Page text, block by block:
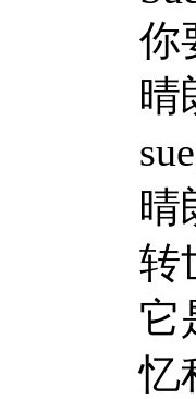
你
晴
晴
转
它
忆